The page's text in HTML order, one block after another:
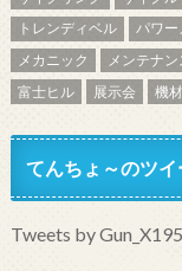
トレンディベル
パワー
メカニック
メンテナン
富士ヒル
展示会 機
てんちょ～のツイ
Tweets by Gun_X195